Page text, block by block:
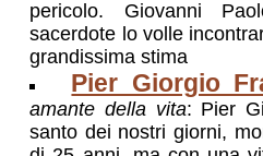
pericolo. Giovanni
sacerdote lo volle
grandissima stima
Pier Giorgio
amante della vita: Pier
santo dei nostri giorni,